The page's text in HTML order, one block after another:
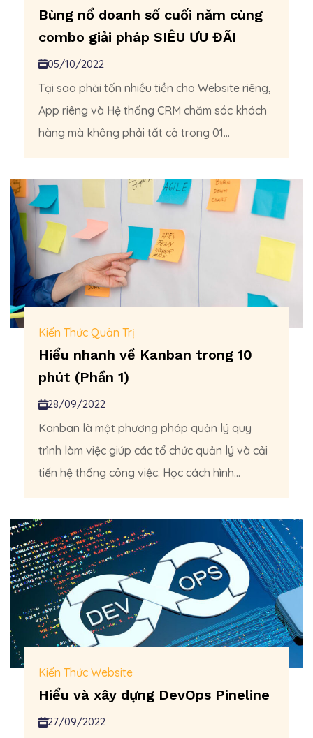
Bùng nổ doanh số cuối năm cùng
combo giải pháp SIÊU ƯU ĐÃI
05/10/2022
Tại sao phải tốn nhiều tiền cho Website riêng,
App riêng và Hệ thống CRM chăm sóc khách
hàng mà không phải tất cả trong 01...
Kiến Thức Quản Trị
Hiểu nhanh về Kanban trong 10
phút (Phần 1)
28/09/2022
Kanban là một phương pháp quản lý quy
trình làm việc giúp các tổ chức quản lý và cải
tiến hệ thống công việc. Học cách hình...
Kiến Thức Website
Hiểu và xây dựng DevOps Pineline
27/09/2022